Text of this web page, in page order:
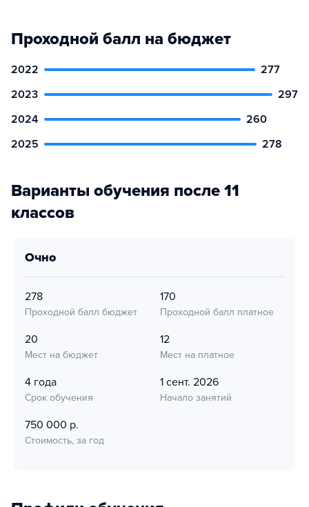
Проходной балл на бюджет
2022
277
2023
297
2024
260
2025
278
Варианты обучения после 11
классов
очно
278
Проходной балл бюджет
170
Проходной балл платное
20
Мест на бюджет
12
Мест на платное
4 года
Срок обучения
1 сент. 2026
Начало занятий
750 000 р.
Стоимость, за год